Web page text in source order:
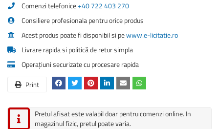
Comenzi telefonice+40 722 403 270
Consiliere profesionala pentru orice produs
Acest produs poate fi disponibil si pewww.e-licitatie.ro
Livrare rapida si politică de retur simpla
Operațiuni securizate cu procesare rapida
Print
Pretul afisat este valabil doar pentru comenzi online. In
magazinul fizic, pretul poate varia.